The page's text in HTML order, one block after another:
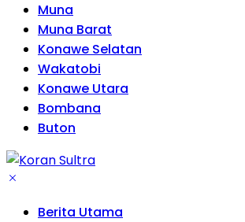
Muna
Muna Barat
Konawe Selatan
Wakatobi
Konawe Utara
Bombana
Buton
Berita Utama